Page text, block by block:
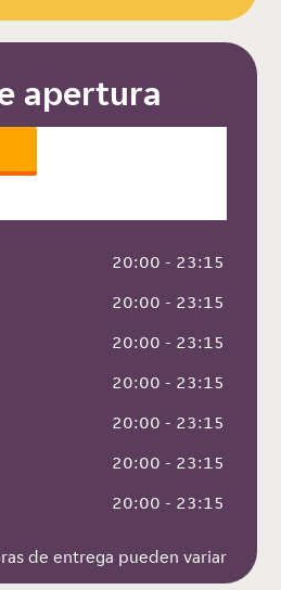
apertura
20:00 - 23:15
20:00 - 23:15
20:00 - 23:15
20:00 - 23:15
20:00 - 23:15
20:00 - 23:15
20:00 - 23:15
de entrega pueden variar